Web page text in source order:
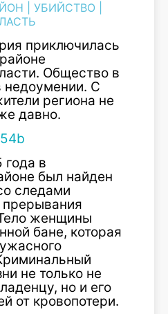
УБИЙСТВО
приключилась
Общество в
недоумении. С
региона не
давно.
года в
был найден
следами
прерывания
женщины
бане, которая
не только не
но и его
от кровопотери.